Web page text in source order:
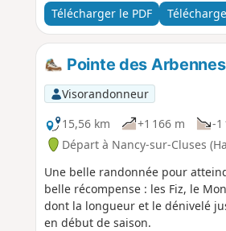
Télécharger le PDF
Pointe des
Visorandonneur
15,56 km
+1 166 m -1
Départ à Nancy-sur-Cluses
Une belle randonnée pour
belle récompense : les Fiz, le
dont la longueur et le dénivelé
en début de saison.